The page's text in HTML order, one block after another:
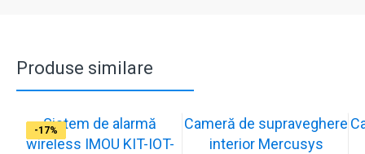
Produse similare
-31%
Sistem de alarmă
wireless IMOU KIT-IOT-
-19%
Cameră de supraveghere
interior Mercusys
-21%
-13%
-15%
-20%
-12%
-13%
-16%
-17%